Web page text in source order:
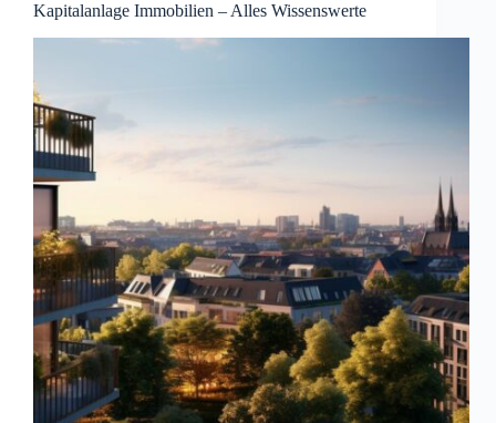
Kapitalanlage Immobilien – Alles Wissenswerte